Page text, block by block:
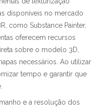
disponíveis no mercado
como Substance Painter,
oferecem recursos
sobre o modelo 3D,
necessários. Ao utilizar
tempo e garantir que
e a resolução dos